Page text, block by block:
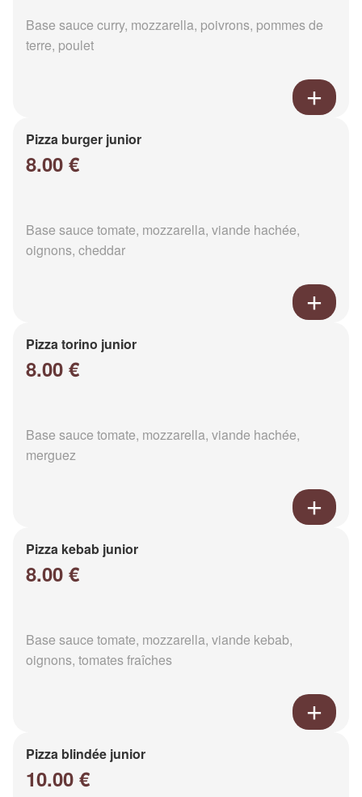
Base sauce curry, mozzarella, poivrons, pommes de
terre, poulet
Pizza burger junior
8.00 €
Base sauce tomate, mozzarella, viande hachée,
oignons, cheddar
Pizza torino junior
8.00 €
Base sauce tomate, mozzarella, viande hachée,
merguez
Pizza kebab junior
8.00 €
Base sauce tomate, mozzarella, viande kebab,
oignons, tomates fraîches
Pizza blindée junior
10.00 €